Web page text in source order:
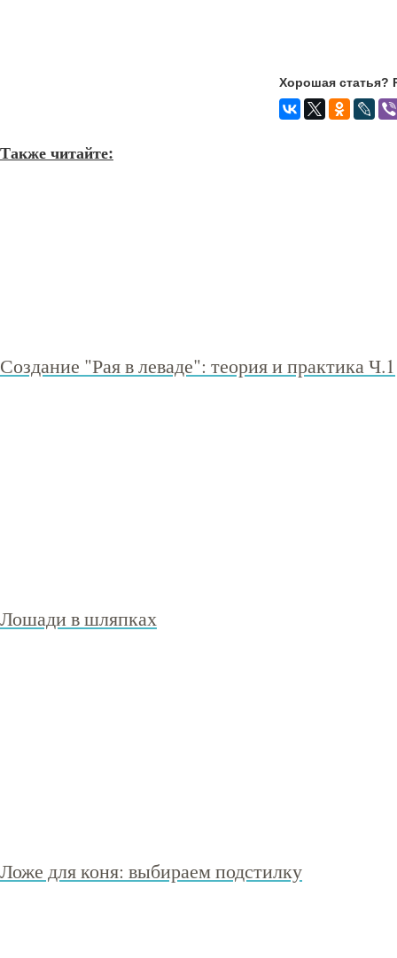
Хорошая статья?
Также читайте:
Создание "Рая в леваде": теория и практика Ч.1
Лошади в шляпках
Ложе для коня: выбираем подстилку